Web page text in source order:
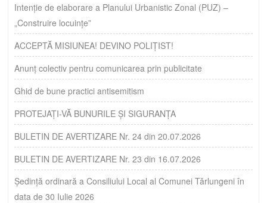
Intenție de elaborare a Planului Urbanistic Zonal (PUZ) –
„Construire locuințe”
ACCEPTĂ MISIUNEA! DEVINO POLIȚIST!
Anunț colectiv pentru comunicarea prin publicitate
Ghid de bune practici antisemitism
PROTEJAȚI-VĂ BUNURILE ȘI SIGURANȚA
BULETIN DE AVERTIZARE Nr. 24 din 20.07.2026
BULETIN DE AVERTIZARE Nr. 23 din 16.07.2026
Ședință ordinară a Consiliului Local al Comunei Tărlungeni în
data de 30 Iulie 2026